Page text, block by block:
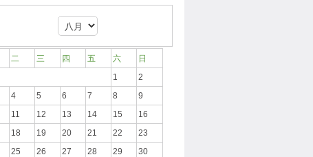
二 三 四 五 六
日
1
2
4 5 6 7 8
9
11 12 13 14 15
16
18 19 20 21 22
23
25 26 27 28 29
30